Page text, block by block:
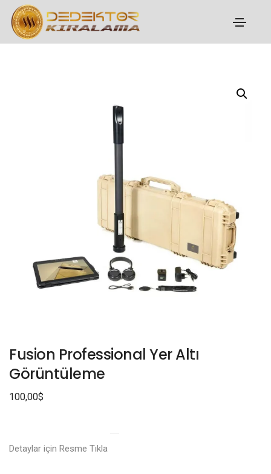
Fusion Professional Yer Altı
Görüntüleme
100,00$
Detaylar için Resme Tıkla